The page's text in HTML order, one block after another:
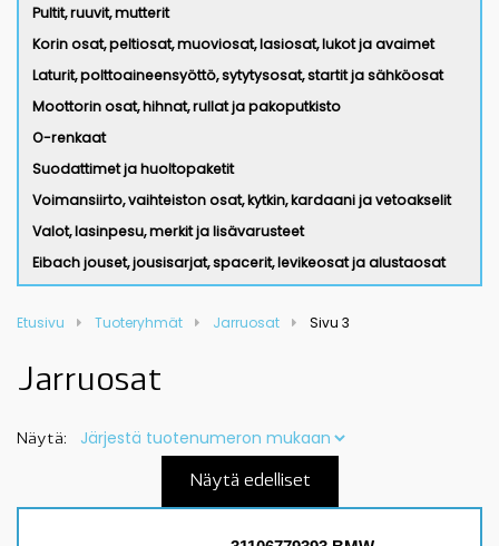
Pultit, ruuvit, mutterit
Korin osat, peltiosat, muoviosat, lasiosat, lukot ja avaimet
Laturit, polttoaineensyöttö, sytytysosat, startit ja sähköosat
Moottorin osat, hihnat, rullat ja pakoputkisto
O-renkaat
Suodattimet ja huoltopaketit
Voimansiirto, vaihteiston osat, kytkin, kardaani ja vetoakselit
Valot, lasinpesu, merkit ja lisävarusteet
Eibach jouset, jousisarjat, spacerit, levikeosat ja alustaosat
Etusivu Tuoteryhmät Jarruosat Sivu 3
Jarruosat
Näytä:
Näytä edelliset